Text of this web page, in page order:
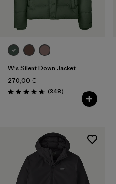
W's Silent Down Jacket
270,00 €
Bewertung: 4.6 / 5
(348Rezensionen
)